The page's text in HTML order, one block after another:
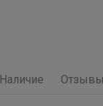
Наличие Отзывы